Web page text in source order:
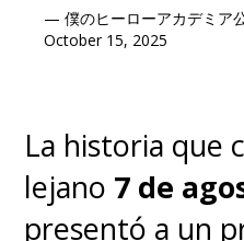
— 僕のヒーローアカデミア
October 15, 2025
La historia que
lejano 7 de
presentó a un